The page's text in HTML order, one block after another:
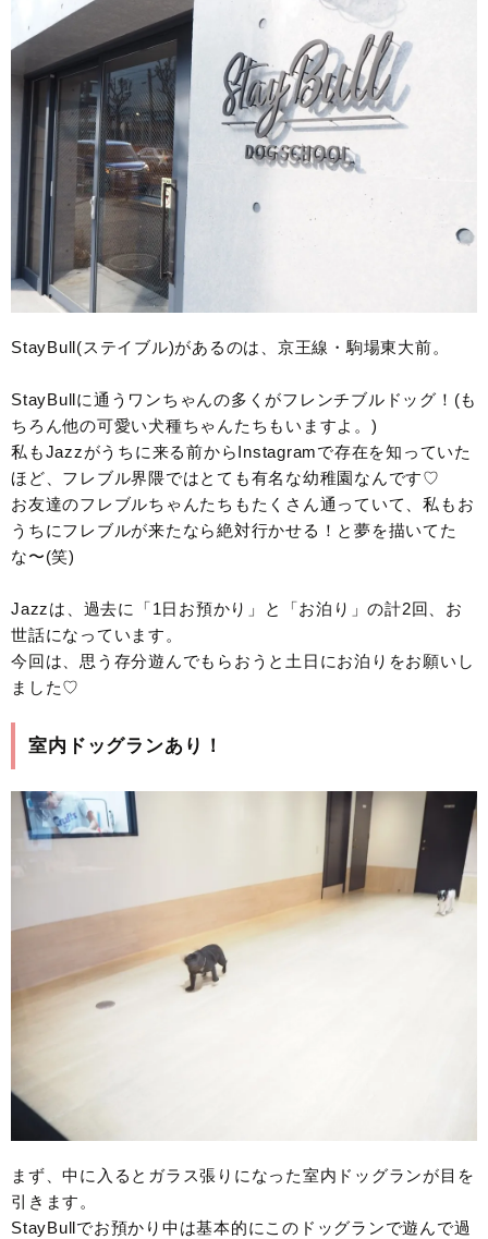
StayBull(ステイブル)があるのは、京王線・駒場東大前。
StayBullに通うワンちゃんの多くがフレンチブルドッグ！(も
ちろん他の可愛い犬種ちゃんたちもいますよ。)
私もJazzがうちに来る前からInstagramで存在を知っていた
ほど、フレブル界隈ではとても有名な幼稚園なんです♡
お友達のフレブルちゃんたちもたくさん通っていて、私もお
うちにフレブルが来たなら絶対行かせる！と夢を描いてた
な〜(笑)
Jazzは、過去に「1日お預かり」と「お泊り」の計2回、お
世話になっています。
今回は、思う存分遊んでもらおうと土日にお泊りをお願いし
ました♡
室内ドッグランあり！
まず、中に入るとガラス張りになった室内ドッグランが目を
引きます。
StayBullでお預かり中は基本的にこのドッグランで遊んで過